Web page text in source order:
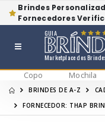
Brindes
Fornecedores
Marketplace dos
GUIA
Copo Mochila
BRINDES DE A-Z
FORNECEDOR: THAP